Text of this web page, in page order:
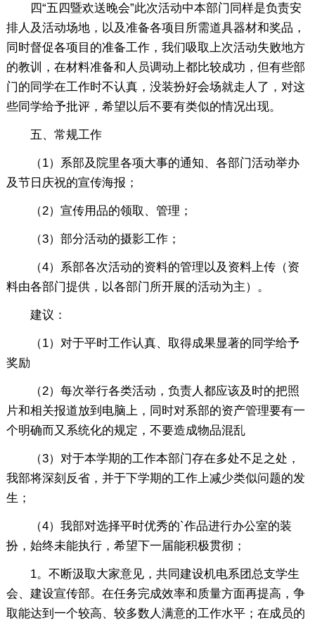
四“五四暨欢送晚会”此次活动中本部门同样是负责安
排人及活动场地，以及准备各项目所需道具器材和奖品，
同时督促各项目的准备工作，我们吸取上次活动失败地方
的教训，在材料准备和人员调动上都比较成功，但有些部
门的同学在工作时不认真，没装扮好会场就走人了，对这
些同学给予批评，希望以后不要有类似的情况出现。
五、常规工作
（1）系部及院里各项大事的通知、各部门活动举办
及节日庆祝的宣传海报；
（2）宣传用品的领取、管理；
（3）部分活动的摄影工作；
（4）系部各次活动的资料的管理以及资料上传（资
料由各部门提供，以各部门所开展的活动为主）。
建议：
（1）对于平时工作认真、取得成果显著的同学给予
奖励
（2）每次举行各类活动，负责人都应该及时的把照
片和相关报道放到电脑上，同时对系部的资产管理要有一
个明确而又系统化的规定，不要造成物品混乱
（3）对于本学期的工作本部门存在多处不足之处，
我部将深刻反省，并于下学期的工作上减少类似问题的发
生；
（4）我部对选择平时优秀的`作品进行办公室的装
扮，始终未能执行，希望下一届能积极贯彻；
1。不断汲取大家意见，共同建设机电系团总支学生
会、建设宣传部。在任务完成效率和质量方面再提高，争
取能达到一个较高、较多数人满意的工作水平；在成员的